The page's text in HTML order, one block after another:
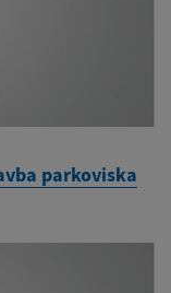
parkoviska